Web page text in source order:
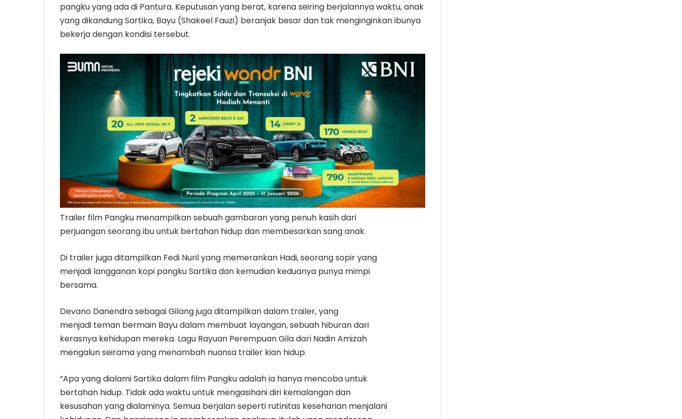
pangku yang ada di Pantura. Keputusan yang berat, karena seiring berjalannya waktu, anak
yang dikandung Sartika, Bayu (Shakeel Fauzi) beranjak besar dan tak menginginkan ibunya
bekerja dengan kondisi tersebut.
Trailer film Pangku menampilkan sebuah gambaran yang penuh kasih dari
perjuangan seorang ibu untuk bertahan hidup dan membesarkan sang anak.
Di trailer juga ditampilkan Fedi Nuril yang memerankan Hadi, seorang sopir yang
menjadi langganan kopi pangku Sartika dan kemudian keduanya punya mimpi
bersama.
Devano Danendra sebagai Gilang juga ditampilkan dalam trailer, yang
menjadi teman bermain Bayu dalam membuat layangan, sebuah hiburan dari
kerasnya kehidupan mereka. Lagu Rayuan Perempuan Gila dari Nadin Amizah
mengalun seirama yang menambah nuansa trailer kian hidup.
“Apa yang dialami Sartika dalam film Pangku adalah ia hanya mencoba untuk
bertahan hidup. Tidak ada waktu untuk mengasihani diri kemalangan dan
kesusahan yang dialaminya. Semua berjalan seperti rutinitas keseharian menjalani